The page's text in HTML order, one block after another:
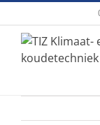
inhoud